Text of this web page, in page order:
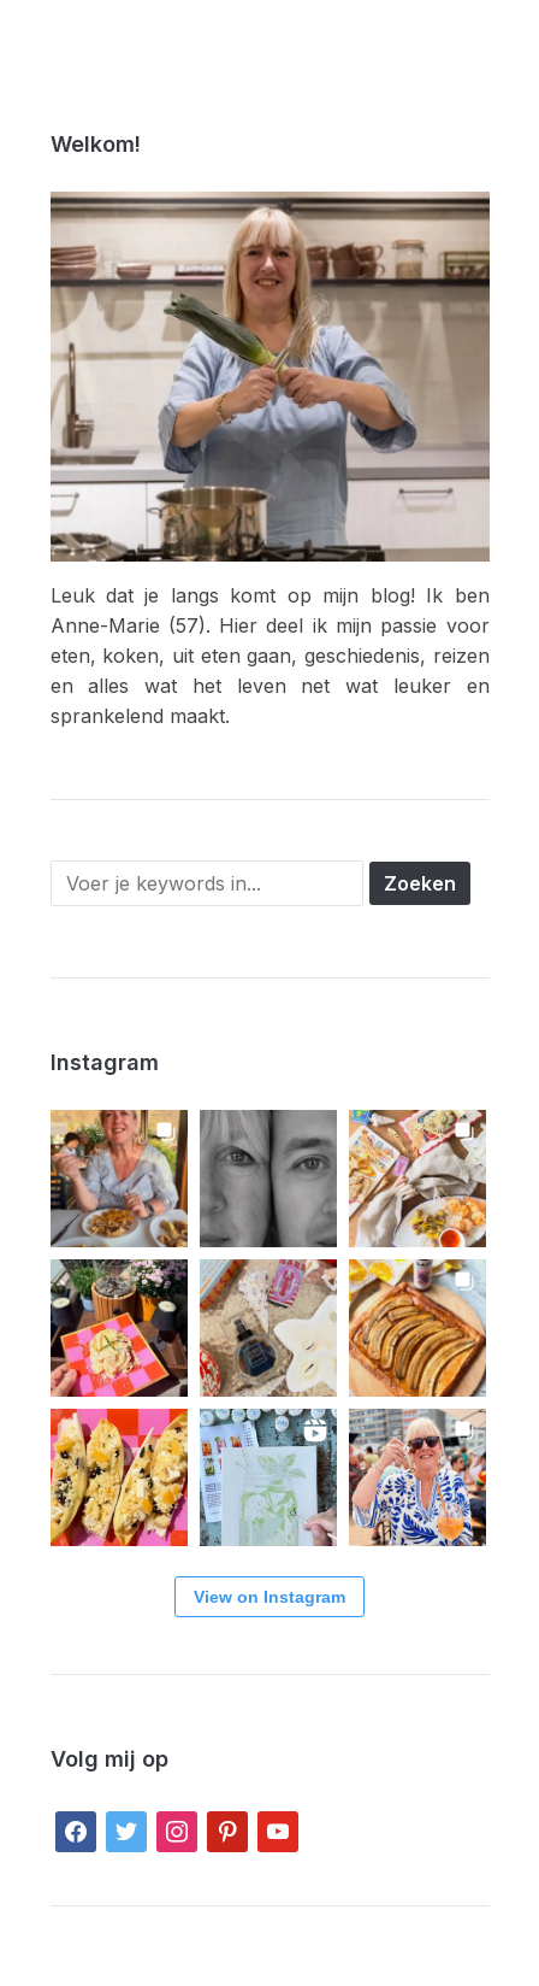
Welkom!
Leuk dat je langs komt op mijn blog! Ik ben
Anne-Marie (57). Hier deel ik mijn passie voor
eten, koken, uit eten gaan, geschiedenis, reizen
en alles wat het leven net wat leuker en
sprankelend maakt.
Instagram
View on Instagram
Volg mij op
facebook
twitter instagrampinterestyoutube